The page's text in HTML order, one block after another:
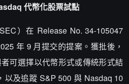
代幣化股票試點
）在 Release No. 34-105047
年 9 月提交的提案。獲批後，
可選擇以代幣形式或傳統形式結
以及追蹤 S&P 500 與 Nasdaq 10